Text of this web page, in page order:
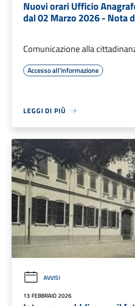
Nuovi orari Ufficio
dal 02 Marzo 2026 - Nota
Comunicazione alla
Accesso all'informazione
LEGGI DI PIÙ
AVVISI
13 FEBBRAIO 2026